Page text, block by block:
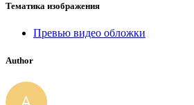
Тематика изображения
Превью видео обложки
Author